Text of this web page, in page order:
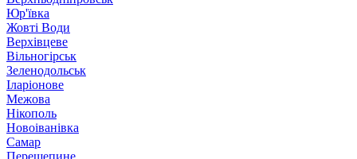
Юр'ївка
Жовті Води
Верхівцеве
Вільногірськ
Зеленодольськ
Іларіонове
Межова
Нікополь
Новоіванівка
Самар
Перещепине